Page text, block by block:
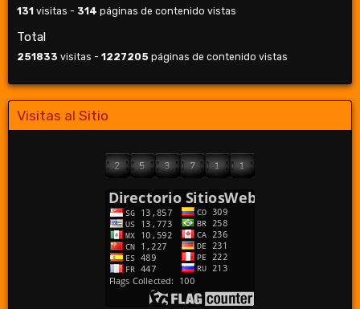
131 visitas - 314 páginas de contenido vistas
Total
251833 visitas - 1227205 páginas de contenido vistas
Visitas al Sitio